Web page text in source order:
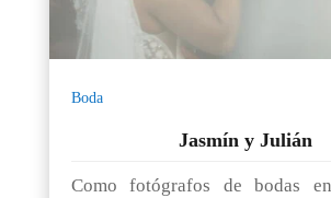
Boda
Jasmín y Julián
Como fotógrafos de bodas